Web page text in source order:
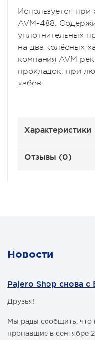
Используется при
AVM-488.
уплотнительных
на два колёсных
компания AVM
прокладок, при
хабов.
Характеристики
Отзывы (0)
Новости
Pajero Shop снова с
Друзья!
Мы рады сообщить, что
пропавшие в сентябре